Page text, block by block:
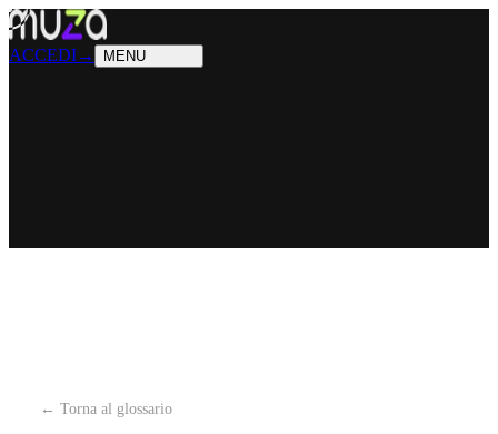
ACCEDI→ MENU
PRODOTTI Cosa sappiamo fare
SOLUZIONIChi possiamo aiutare
← Torna al glossario